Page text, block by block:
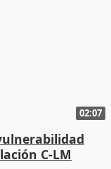
02:07
C-LM